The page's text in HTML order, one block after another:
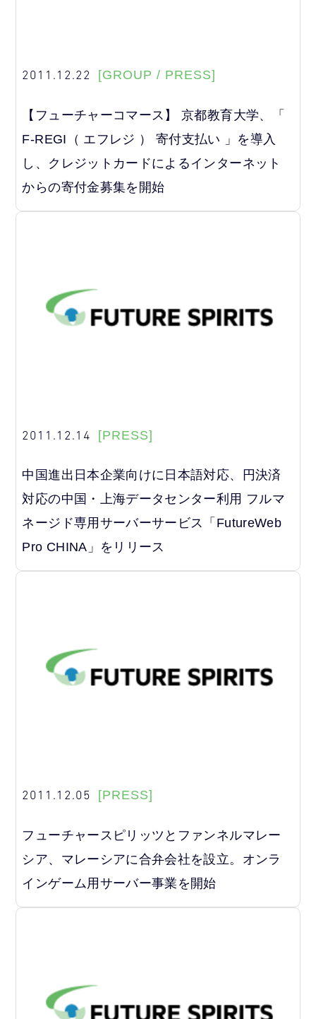
2011.12.22 [GROUP / PRESS]
【フューチャーコマース】 京都教育大学、「
F-REGI（ エフレジ ） 寄付支払い 」を導入
し、クレジットカードによるインターネット
からの寄付金募集を開始
2011.12.14 [PRESS]
中国進出日本企業向けに日本語対応、円決済
対応の中国・上海データセンター利用 フルマ
ネージド専用サーバーサービス「FutureWeb
Pro CHINA」をリリース
2011.12.05 [PRESS]
フューチャースピリッツとファンネルマレー
シア、マレーシアに合弁会社を設立。オンラ
インゲーム用サーバー事業を開始